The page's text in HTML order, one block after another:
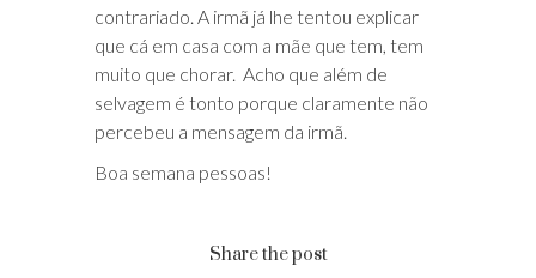
contrariado. A irmã já lhe tentou explicar
que cá em casa com a mãe que tem, tem
muito que chorar. Acho que além de
selvagem é tonto porque claramente não
percebeu a mensagem da irmã.
Boa semana pessoas!
Share the post